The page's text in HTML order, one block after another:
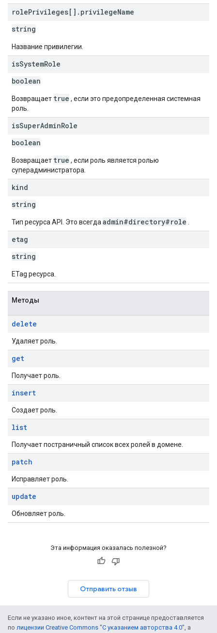
rolePrivileges[] . privilegeName
string
Название привилегии.
isSystemRole
boolean
Возвращает true , если это предопределенная системная
роль.
isSuperAdminRole
boolean
Возвращает true , если роль является ролью
суперадминистратора.
kind
string
Тип ресурса API. Это всегда admin#directory#role
etag
string
ETag ресурса.
Методы
delete
Удаляет роль.
get
Получает роль.
insert
Создает роль.
list
Получает постраничный список всех ролей в домене.
patch
Исправляет роль.
update
Обновляет роль.
Эта информация оказалась полезной?
Отправить отзыв
Если не указано иное, контент на этой странице предоставляется
по лицензии Creative Commons "С указанием авторства 4.0", а